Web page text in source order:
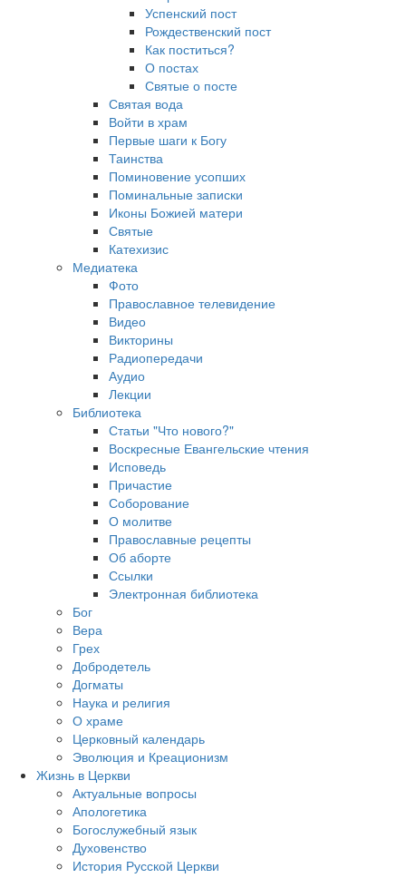
Успенский пост
Рождественский пост
Как поститься?
О постах
Святые о посте
Святая вода
Войти в храм
Первые шаги к Богу
Таинства
Поминовение усопших
Поминальные записки
Иконы Божией матери
Святые
Катехизис
Медиатека
Фото
Православное телевидение
Видео
Викторины
Радиопередачи
Аудио
Лекции
Библиотека
Статьи "Что нового?"
Воскресные Евангельские чтения
Исповедь
Причастие
Соборование
О молитве
Православные рецепты
Об аборте
Ссылки
Электронная библиотека
Бог
Вера
Грех
Добродетель
Догматы
Наука и религия
О храме
Церковный календарь
Эволюция и Креационизм
Жизнь в Церкви
Актуальные вопросы
Апологетика
Богослужебный язык
Духовенство
История Русской Церкви